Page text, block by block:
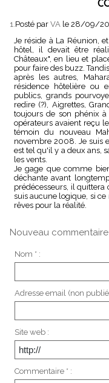
1.Posté par VA le 28/09/
Je réside à La Réunion,
hôtel, il devait être
Châteaux", en lieu et
pour faire des buzz.
après les autres,
résidence hôtelière ou
publics, grands
redire (?), Aigrettes,
toujours de son phénix
opérateurs avaient reçu
témoin du nouveau
novembre 2008. Je suis
est tel qu'il y a deux ans,
les vents.
Je gage que comme
déchante avant
prédécesseurs, il
suis aucune logique, si
rêves pour la réalité.
Nouveau commentaire
Nom * :
Adresse email (non
Site web :
Commentaire * :